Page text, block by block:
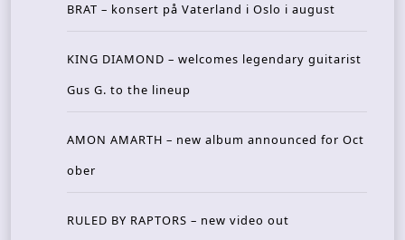
BRAT – konsert på Vaterland i Oslo i august
KING DIAMOND – welcomes legendary guitarist
Gus G. to the lineup
AMON AMARTH – new album announced for Oct
ober
RULED BY RAPTORS – new video out